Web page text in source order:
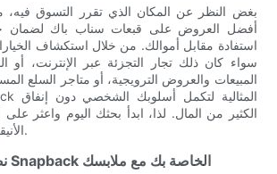
بغض النظر عن المكان الذي تقرر التسوق
أفضل العروض على قبعات سناب باك
استفادة مقابل أموالك. من خلال استكشاف
سواء كان ذلك تجار التجزئة عبر الإنترنت، أو
المبيعات والعروض الترويجية، أو متاجر السلع
الكثير من المال. لذا، ابدأ بحثك اليوم واعثر
قبعات snapback الأنيقة.
نصائح لتصميم قبعة Snapback الخاصة بك مع ملابسك